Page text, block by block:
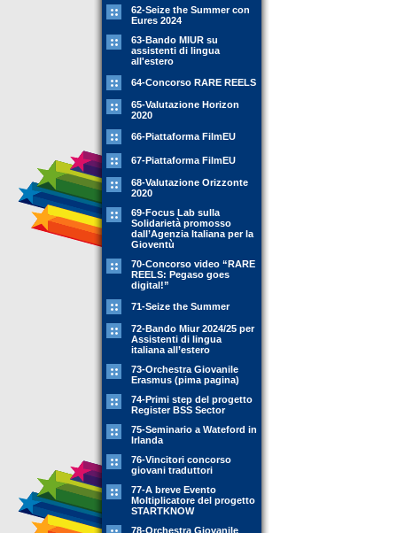
62-Seize the Summer con
Eures 2024
63-Bando MIUR su
assistenti di lingua
all'estero
64-Concorso RARE REELS
65-Valutazione Horizon
2020
66-Piattaforma FilmEU
67-Piattaforma FilmEU
68-Valutazione Orizzonte
2020
69-Focus Lab sulla
Solidarietà promosso
dall’Agenzia Italiana per la
Gioventù
70-Concorso video “RARE
REELS: Pegaso goes
digital!”
71-Seize the Summer
72-Bando Miur 2024/25 per
Assistenti di lingua
italiana all’estero
73-Orchestra Giovanile
Erasmus (pima pagina)
74-Primi step del progetto
Register BSS Sector
75-Seminario a Wateford in
Irlanda
76-Vincitori concorso
giovani traduttori
77-A breve Evento
Moltiplicatore del progetto
STARTKNOW
78-Orchestra Giovanile